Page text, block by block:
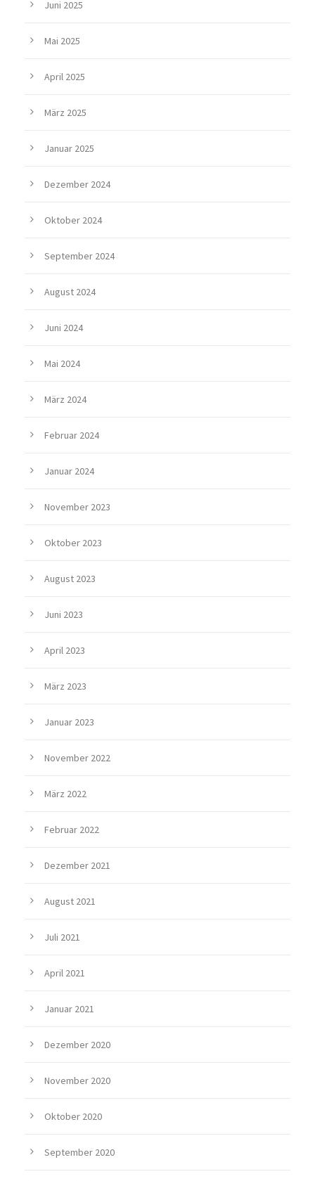
Juni 2025
Mai 2025
April 2025
März 2025
Januar 2025
Dezember 2024
Oktober 2024
September 2024
August 2024
Juni 2024
Mai 2024
März 2024
Februar 2024
Januar 2024
November 2023
Oktober 2023
August 2023
Juni 2023
April 2023
März 2023
Januar 2023
November 2022
März 2022
Februar 2022
Dezember 2021
August 2021
Juli 2021
April 2021
Januar 2021
Dezember 2020
November 2020
Oktober 2020
September 2020